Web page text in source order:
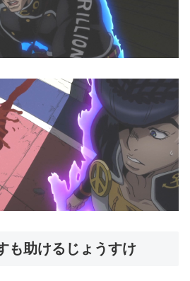
も助けるじょうすけ